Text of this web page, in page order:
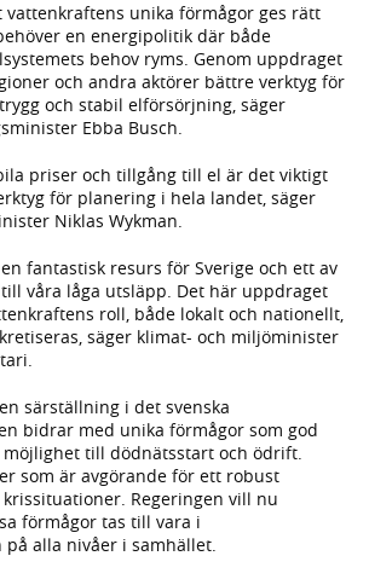
vattenkraftens unika förmågor ges rätt
en energipolitik där både
behov ryms. Genom uppdraget
och andra aktörer bättre verktyg för
och stabil elförsörjning, säger
Ebba Busch.
priser och tillgång till el är det viktigt
för planering i hela landet, säger
Niklas Wykman.
fantastisk resurs för Sverige och ett av
våra låga utsläpp. Det här uppdraget
roll, både lokalt och nationellt,
säger klimat- och miljöminister
särställning i det svenska
bidrar med unika förmågor som god
till dödnätsstart och ödrift.
som är avgörande för ett robust
Regeringen vill nu
förmågor tas till vara i
alla nivåer i samhället.